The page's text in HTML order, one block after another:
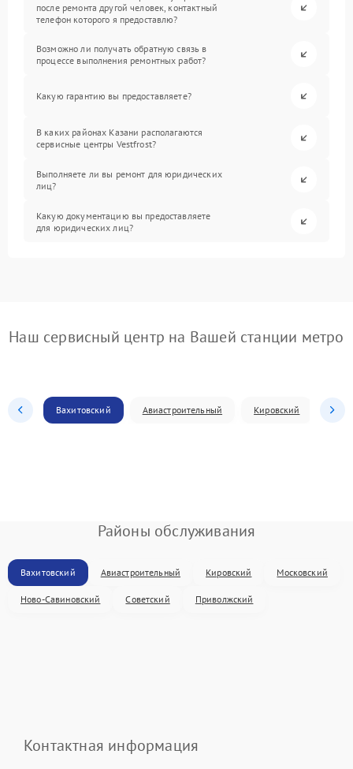
после ремонта другой человек, контактный
телефон которого я предоставлю?
Возможно ли получать обратную связь в
процессе выполнения ремонтных работ?
Какую гарантию вы предоставляете?
В каких районах Казани располагаются
сервисные центры Vestfrost?
Выполняете ли вы ремонт для юридических
лиц?
Какую документацию вы предоставляете
для юридических лиц?
Наш сервисный центр на Вашей станции метро
Вахитовский Авиастроительный Кировский
Районы обслуживания
Вахитовский Авиастроительный Кировский Московский
Ново-Савиновский Советский Приволжский
Контактная информация